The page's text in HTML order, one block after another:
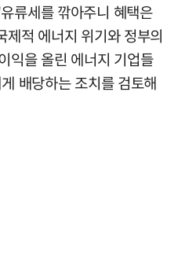
류세를 깎아주니 혜택은
적 에너지 위기와 정부의
익을 올린 에너지 기업들
배당하는 조치를 검토해